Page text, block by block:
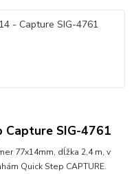
Capture SIG-4761
77x14mm, dĺžka 2,4 m, v
Quick Step CAPTURE.